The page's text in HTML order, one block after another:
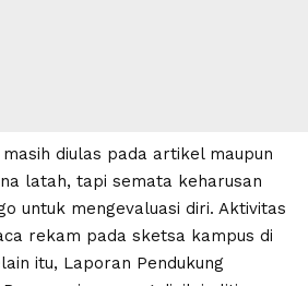
diulas pada artikel maupun
latah, tapi semata keharusan
untuk mengevaluasi diri. Aktivitas
rekam pada sketsa kampus di
itu, Laporan Pendukung